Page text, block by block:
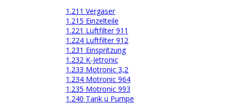
1.211 Vergaser
1.215 Einzelteile
1.221 Luftfilter 911
1.224 Luftfilter 912
1.231 Einspritzung
1.232 K-Jetronic
1.233 Motronic 3,2
1.234 Motronic 964
1.235 Motronic 993
1.240 Tank u Pumpe